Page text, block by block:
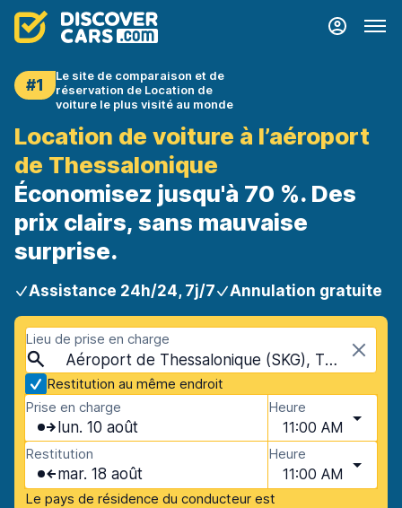
#1
Le site de comparaison et de
réservation de Location de
voiture le plus visité au monde
Location de voiture à l’aéroport
de Thessalonique
Économisez jusqu'à 70 %. Des
prix clairs, sans mauvaise
surprise.
Assistance 24h/24, 7j/7 Annulation gratuite
Lieu de prise en charge
Aéroport de Thessalonique (SKG), Thessalonique, Grèce
Restitution au même endroit
Prise en charge
lun. 10 août
Heure
11:00 AM
Restitution
mar. 18 août
Heure
11:00 AM
Le pays de résidence du conducteur est